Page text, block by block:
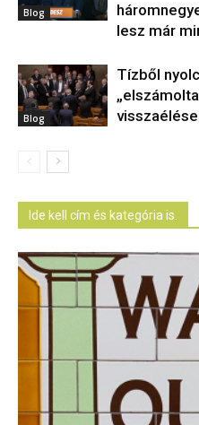
Blog
lesz már
Blog
Tízből
Ide kell cím és kategória is.